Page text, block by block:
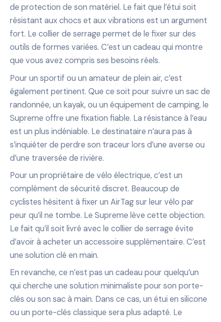
de protection de son matériel. Le fait que l’étui soit
résistant aux chocs et aux vibrations est un argument
fort. Le collier de serrage permet de le fixer sur des
outils de formes variées. C’est un cadeau qui montre
que vous avez compris ses besoins réels.
Pour un sportif ou un amateur de plein air, c’est
également pertinent. Que ce soit pour suivre un sac de
randonnée, un kayak, ou un équipement de camping, le
Supreme offre une fixation fiable. La résistance à l’eau
est un plus indéniable. Le destinataire n’aura pas à
s’inquiéter de perdre son traceur lors d’une averse ou
d’une traversée de rivière.
Pour un propriétaire de vélo électrique, c’est un
complément de sécurité discret. Beaucoup de
cyclistes hésitent à fixer un AirTag sur leur vélo par
peur qu’il ne tombe. Le Supreme lève cette objection.
Le fait qu’il soit livré avec le collier de serrage évite
d’avoir à acheter un accessoire supplémentaire. C’est
une solution clé en main.
En revanche, ce n’est pas un cadeau pour quelqu’un
qui cherche une solution minimaliste pour son porte-
clés ou son sac à main. Dans ce cas, un étui en silicone
ou un porte-clés classique sera plus adapté. Le